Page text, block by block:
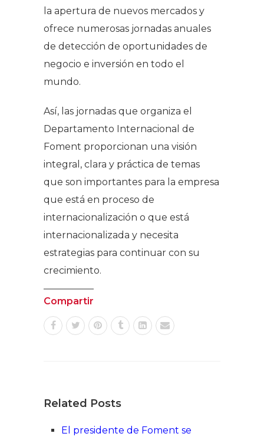
la apertura de nuevos mercados y
ofrece numerosas jornadas anuales
de detección de oportunidades de
negocio e inversión en todo el
mundo.
Así, las jornadas que organiza el
Departamento Internacional de
Foment proporcionan una visión
integral, clara y práctica de temas
que son importantes para la empresa
que está en proceso de
internacionalización o que está
internacionalizada y necesita
estrategias para continuar con su
crecimiento.
Compartir
Related Posts
El presidente de Foment se